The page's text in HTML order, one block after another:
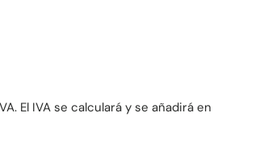
El IVA se calculará y se añadirá en